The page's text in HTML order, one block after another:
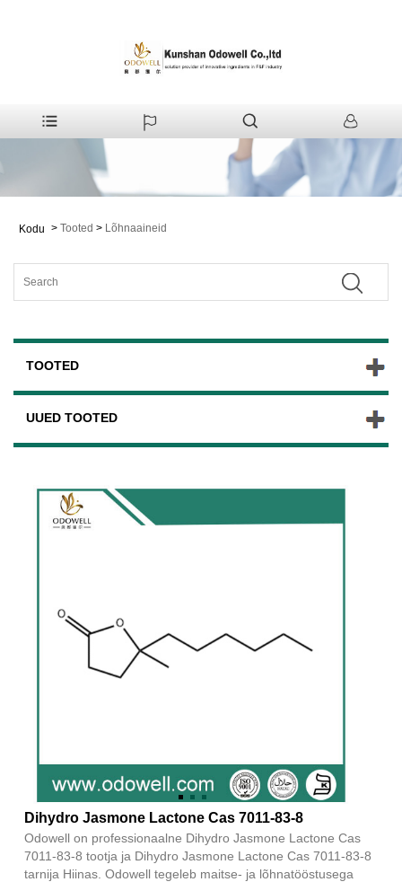
Kodu > Tooted > Lõhnaaineid
TOOTED
UUED TOOTED
Dihydro Jasmone Lactone Cas 7011-83-8
Odowell on professionaalne Dihydro Jasmone Lactone Cas
7011-83-8 tootja ja Dihydro Jasmone Lactone Cas 7011-83-8
tarnija Hiinas. Odowell tegeleb maitse- ja lõhnatööstusega